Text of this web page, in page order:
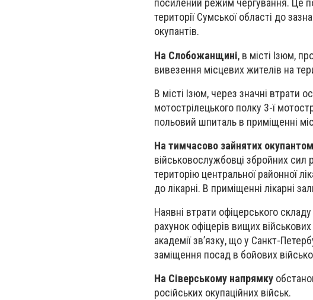
посилений режим чергування. Це
території Сумської області до
окупантів.
На Слобожанщині, в місті Ізюм,
вивезення місцевих жителів на
В місті Ізюм, через значні втрати
мотострілецького полку 3-ї
польовий шпиталь в приміщенні
На тимчасово зайнятих окупантом
військовослужбовці збройних сил
територію центральної районної
до лікарні. В приміщенні лікарні
Наявні втрати офіцерського
рахунок офіцерів вищих
академії зв’язку, що у Санкт-
заміщення посад в бойових
На Сіверському напрямку
російських окупаційних військ.